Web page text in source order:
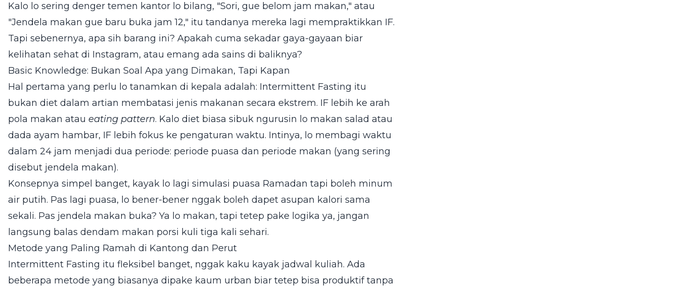
Kalo lo sering denger temen kantor lo bilang, "Sori, gue belom jam makan," atau
"Jendela makan gue baru buka jam 12," itu tandanya mereka lagi mempraktikkan IF.
Tapi sebenernya, apa sih barang ini? Apakah cuma sekadar gaya-gayaan biar
kelihatan sehat di Instagram, atau emang ada sains di baliknya?
Basic Knowledge: Bukan Soal Apa yang Dimakan, Tapi Kapan
Hal pertama yang perlu lo tanamkan di kepala adalah: Intermittent Fasting itu
bukan diet dalam artian membatasi jenis makanan secara ekstrem. IF lebih ke arah
pola makan atau eating pattern. Kalo diet biasa sibuk ngurusin lo makan salad atau
dada ayam hambar, IF lebih fokus ke pengaturan waktu. Intinya, lo membagi waktu
dalam 24 jam menjadi dua periode: periode puasa dan periode makan (yang sering
disebut jendela makan).
Konsepnya simpel banget, kayak lo lagi simulasi puasa Ramadan tapi boleh minum
air putih. Pas lagi puasa, lo bener-bener nggak boleh dapet asupan kalori sama
sekali. Pas jendela makan buka? Ya lo makan, tapi tetep pake logika ya, jangan
langsung balas dendam makan porsi kuli tiga kali sehari.
Metode yang Paling Ramah di Kantong dan Perut
Intermittent Fasting itu fleksibel banget, nggak kaku kayak jadwal kuliah. Ada
beberapa metode yang biasanya dipake kaum urban biar tetep bisa produktif tanpa